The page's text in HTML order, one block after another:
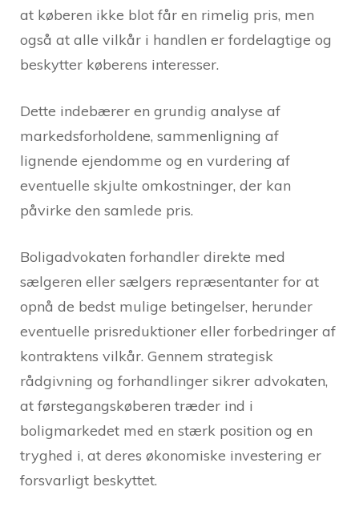
at køberen ikke blot får en rimelig pris, men
også at alle vilkår i handlen er fordelagtige og
beskytter køberens interesser.
Dette indebærer en grundig analyse af
markedsforholdene, sammenligning af
lignende ejendomme og en vurdering af
eventuelle skjulte omkostninger, der kan
påvirke den samlede pris.
Boligadvokaten forhandler direkte med
sælgeren eller sælgers repræsentanter for at
opnå de bedst mulige betingelser, herunder
eventuelle prisreduktioner eller forbedringer af
kontraktens vilkår. Gennem strategisk
rådgivning og forhandlinger sikrer advokaten,
at førstegangskøberen træder ind i
boligmarkedet med en stærk position og en
tryghed i, at deres økonomiske investering er
forsvarligt beskyttet.